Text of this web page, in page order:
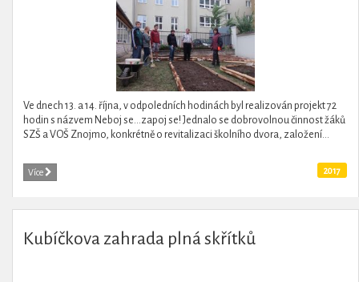
Ve dnech 13. a 14. října, v odpoledních hodinách byl realizován projekt 72
hodin s názvem Neboj se…zapoj se! Jednalo se dobrovolnou činnost žáků
SZŠ a VOŠ Znojmo, konkrétně o revitalizaci školního dvora, založení...
Více 2017
Kubíčkova zahrada plná skřítků